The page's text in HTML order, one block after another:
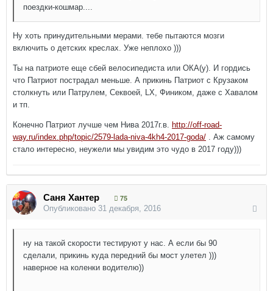
поездки-кошмар....
Ну хоть принудительными мерами. тебе пытаются мозги
включить о детских креслах. Уже неплохо )))
Ты на патриоте еще сбей велосипедиста или ОКА(у). И гордись
что Патриот пострадал меньше. А прикинь Патриот с Крузаком
столкнуть или Патрулем, Секвоей, LX, Фиником, даже с Хавалом
и тп.
Конечно Патриот лучше чем Нива 2017г.в. http://off-road-
way.ru/index.php/topic/2579-lada-niva-4kh4-2017-goda/ . Аж самому
стало интересно, неужели мы увидим это чудо в 2017 году)))
Саня Хантер
75
Опубликовано 31 декабря, 2016
ну на такой скорости тестируют у нас. А если бы 90
сделали, прикинь куда передний бы мост улетел )))
наверное на коленки водителю))